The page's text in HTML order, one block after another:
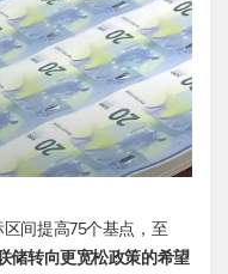
间提高75个基点，至
储转向更宽松政策的希望